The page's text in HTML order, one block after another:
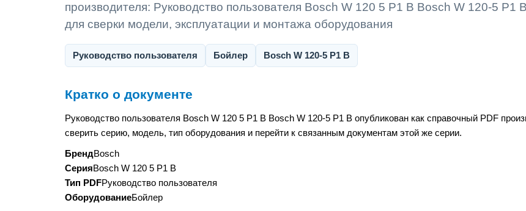
производителя: Руководство пользователя Bosch W 120 5 P1 B Bosch W 120-5 P1
для сверки модели, эксплуатации и монтажа оборудования
Руководство пользователя Бойлер Bosch W 120-5 P1 B
Кратко о документе
Руководство пользователя Bosch W 120 5 P1 B Bosch W 120-5 P1 B опубликован как справочный PDF
сверить серию, модель, тип оборудования и перейти к связанным документам этой же серии.
БрендBosch
СерияBosch W 120 5 P1 B
Тип PDFРуководство пользователя
ОборудованиеБойлер